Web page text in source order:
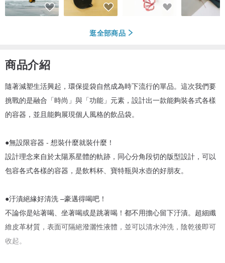
逛全部商品
商品介紹
隨著減塑生活興起，環保提袋自然成為時下流行的單品。這次我們要
挑戰的是融合「時尚」與「功能」元素，設計出一款能夠裝各式各樣
的容器，並且能夠展現個人風格的飲品袋。
●無設限容器 - 想裝什麼就裝什麼！
設計理念來自於太陽系星體的軌跡，同心分角段切的版型設計，可以
包容各式各樣的容器，是飲料杯、寶特瓶與水壺的好朋友。
●汙漬絕緣好清洗 –豪邁得喝吧！
不論你是站著喝、坐著喝或是跳著喝！都不用擔心留下汙漬。超細纖
維皮革材質，表面可隔絕潑灑性液體，並可以清水沖洗，陰乾後即可
收起。